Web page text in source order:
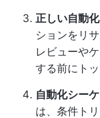
正しい自動
ションをリ
レビューや
する前にト
自動化シー
は、条件ト